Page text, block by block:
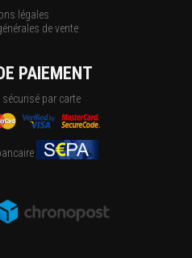
légales
de vente
PAIEMENT
sécurisé par carte